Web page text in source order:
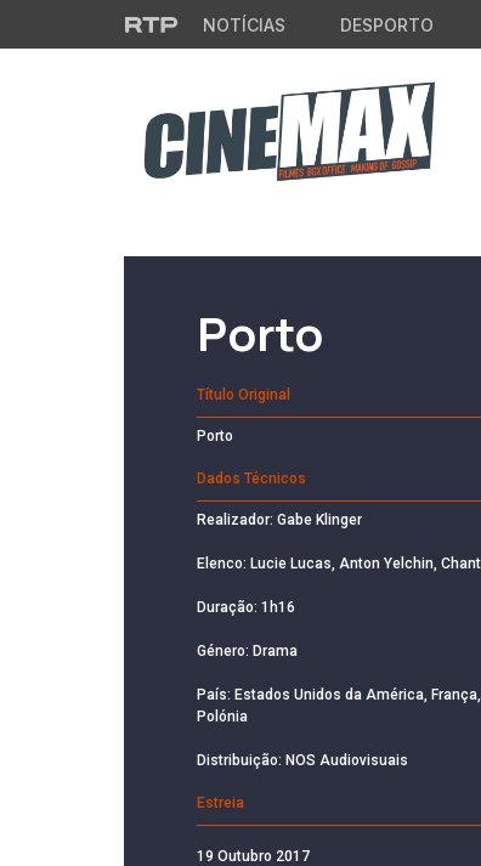
Saltar para o conteúdo principal
NOTÍCIAS DESPORTO
Porto
Título Original
Porto
Dados Técnicos
Realizador: Gabe Klinger
Elenco: Lucie Lucas, Anton Yelchin,
Duração: 1h16
Género: Drama
País: Estados Unidos da América, França,
Polónia
Distribuição: NOS Audiovisuais
Estreia
19 Outubro 2017